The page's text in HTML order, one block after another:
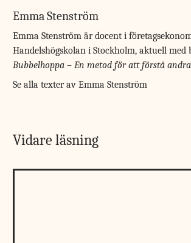
Emma Stenström
Emma Stenström är docent i
Handelshögskolan i Stockholm, aktuell med
Bubbelhoppa – En metod för att förstå andra
Se alla texter av Emma Stenström
Vidare läsning